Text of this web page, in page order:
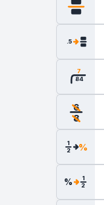
.5
84
7
6
8
1
2 %
% 1
2